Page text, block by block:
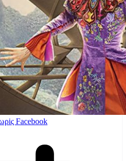
Facebook